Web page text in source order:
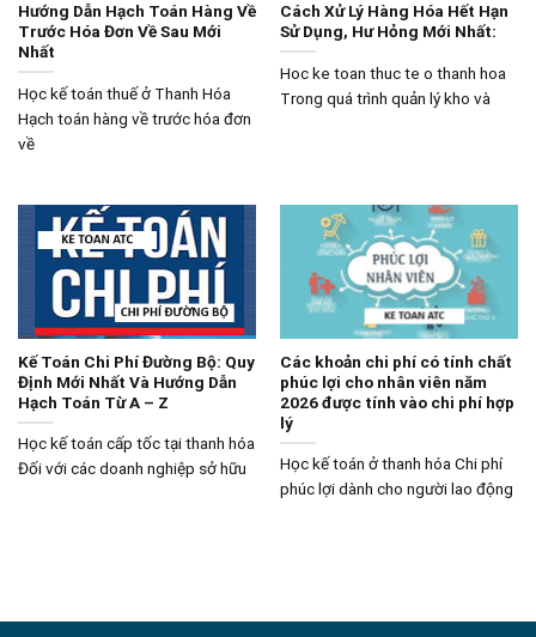
Hướng Dẫn Hạch Toán Hàng Về
Trước Hóa Đơn Về Sau Mới
Nhất
Học kế toán thuế ở Thanh Hóa
Hạch toán hàng về trước hóa đơn
về
Cách Xử Lý Hàng Hóa Hết Hạn
Sử Dụng, Hư Hỏng Mới Nhất:
Hoc ke toan thuc te o thanh hoa
Trong quá trình quản lý kho và
Kế Toán Chi Phí Đường Bộ: Quy
Định Mới Nhất Và Hướng Dẫn
Hạch Toán Từ A – Z
Học kế toán cấp tốc tại thanh hóa
Đối với các doanh nghiệp sở hữu
Các khoản chi phí có tính chất
phúc lợi cho nhân viên năm
2026 được tính vào chi phí hợp
lý
Học kế toán ở thanh hóa Chi phí
phúc lợi dành cho người lao động